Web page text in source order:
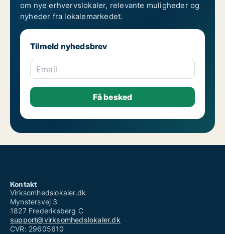
om nye erhvervslokaler, relevante muligheder og
nyheder fra lokalemarkedet.
Tilmeld nyhedsbrev
Email
Kontakt
Virksomhedslokaler.dk
Mynstersvej 3
1827 Frederiksberg C
support@virksomhedslokaler.dk
CVR: 29605610